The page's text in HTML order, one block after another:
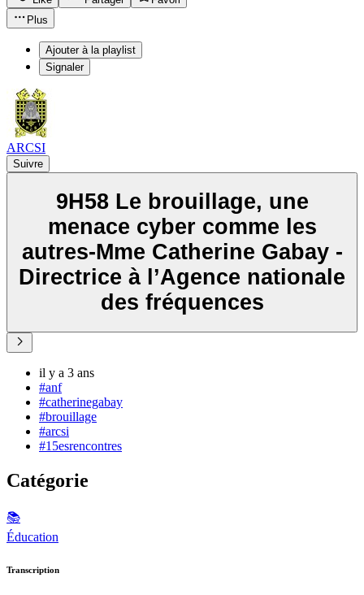
Plus
Ajouter à la playlist
Signaler
ARCSI
Suivre
9H58 Le brouillage, une
menace cyber comme les
autres-Mme Catherine Gabay -
Directrice à l’Agence nationale
des fréquences
il y a 3 ans
#anf
#catherinegabay
#brouillage
#arcsi
#15esrencontres
Catégorie
📚
Éducation
Transcription